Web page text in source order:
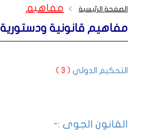
الصفحة الرئيسية مفاهيم
مفاهيم قانونية ودستورية
التحكيم الدولي ( 3 )
القانون الجوى :-